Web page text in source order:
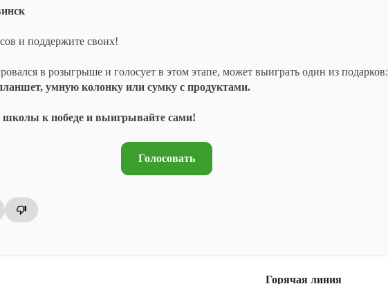
и поддержите своих!
в розыгрыше и голосует в этом этапе, может выиграть один из подарков:
умную колонку или сумку с продуктами.
школы к победе и выигрывайте сами!
Голосовать
Горячая линия